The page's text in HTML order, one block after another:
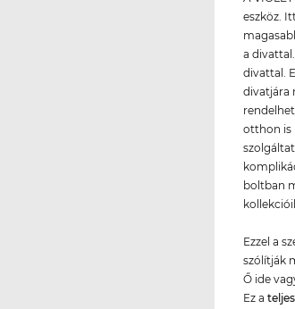
eszköz.
a
divattal.
divatjára
otthon is
boltban
Ezzel a
szólítják
Ő ide
Ez a